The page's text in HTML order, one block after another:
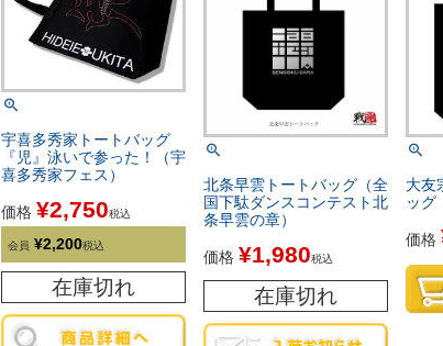
宇喜多秀家トートバッグ
『児』泳いで参った！（宇
喜多秀家フェス）
価格 ¥2,750税込
会員 ¥2,200税込
在庫切れ
北条早雲トートバッグ（全
国下駄ダンスコンテスト北
条早雲の章）
価格 ¥1,980税込
在庫切れ
大友
ッグ
価格